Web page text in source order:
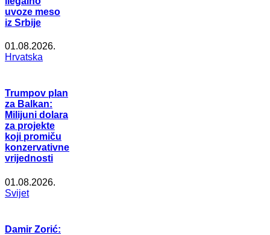
uvoze meso
iz Srbije
01.08.2026.
Hrvatska
Trumpov plan
za Balkan:
Milijuni dolara
za projekte
koji promiču
konzervativne
vrijednosti
01.08.2026.
Svijet
Damir Zorić: